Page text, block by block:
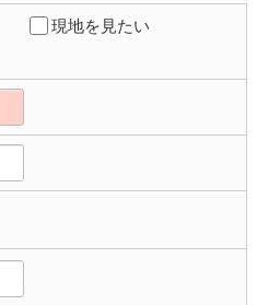
現地を見たい